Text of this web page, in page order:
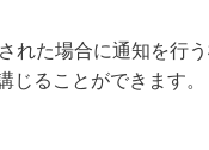
れた場合に通知を行
ることができます。